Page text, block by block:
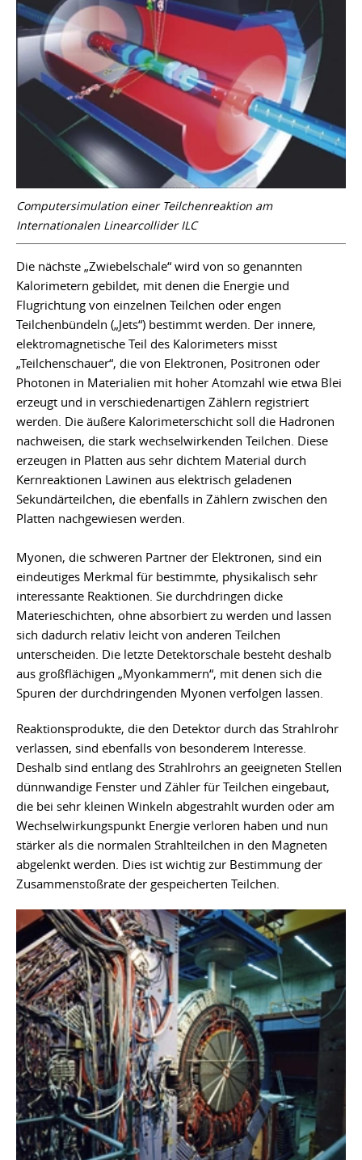
Computersimulation einer Teilchenreaktion am
Internationalen Linearcollider ILC
Die nächste „Zwiebelschale“ wird von so genannten
Kalorimetern gebildet, mit denen die Energie und
Flugrichtung von einzelnen Teilchen oder engen
Teilchenbündeln („Jets“) bestimmt werden. Der innere,
elektromagnetische Teil des Kalorimeters misst
„Teilchenschauer“, die von Elektronen, Positronen oder
Photonen in Materialien mit hoher Atomzahl wie etwa Blei
erzeugt und in verschiedenartigen Zählern registriert
werden. Die äußere Kalorimeterschicht soll die Hadronen
nachweisen, die stark wechselwirkenden Teilchen. Diese
erzeugen in Platten aus sehr dichtem Material durch
Kernreaktionen Lawinen aus elektrisch geladenen
Sekundärteilchen, die ebenfalls in Zählern zwischen den
Platten nachgewiesen werden.
Myonen, die schweren Partner der Elektronen, sind ein
eindeutiges Merkmal für bestimmte, physikalisch sehr
interessante Reaktionen. Sie durchdringen dicke
Materieschichten, ohne absorbiert zu werden und lassen
sich dadurch relativ leicht von anderen Teilchen
unterscheiden. Die letzte Detektorschale besteht deshalb
aus großflächigen „Myonkammern“, mit denen sich die
Spuren der durchdringenden Myonen verfolgen lassen.
Reaktionsprodukte, die den Detektor durch das Strahlrohr
verlassen, sind ebenfalls von besonderem Interesse.
Deshalb sind entlang des Strahlrohrs an geeigneten Stellen
dünnwandige Fenster und Zähler für Teilchen eingebaut,
die bei sehr kleinen Winkeln abgestrahlt wurden oder am
Wechselwirkungspunkt Energie verloren haben und nun
stärker als die normalen Strahlteilchen in den Magneten
abgelenkt werden. Dies ist wichtig zur Bestimmung der
Zusammenstoßrate der gespeicherten Teilchen.